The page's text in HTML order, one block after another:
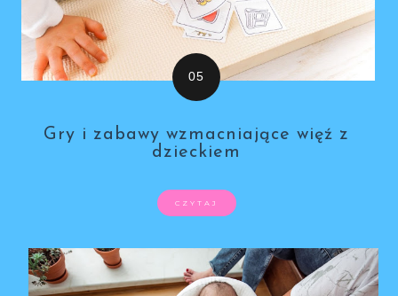
Gry i zabawy wzmacniające więź z
dzieckiem
CZYTAJ